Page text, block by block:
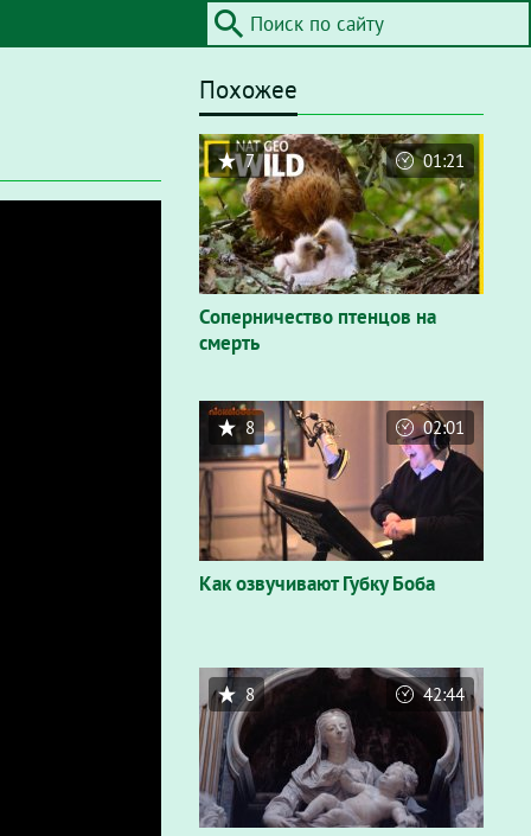
Похожее
Соперничество птенцов на
смерть
7 01:21
Как озвучивают Губку Боба
8 02:01
8 42:44